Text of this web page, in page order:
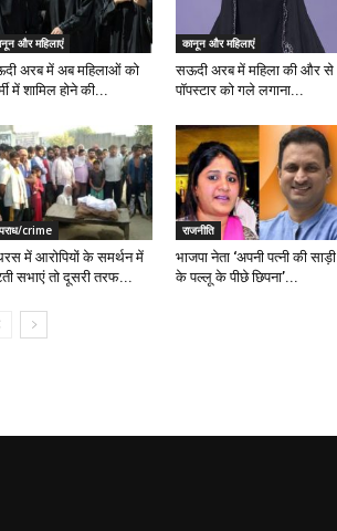
और महिलाएं
अरब में अब महिलाओं को
में शामिल होने की...
कानून और महिलाएं
सऊदी अरब में महिला की और से
पॉपस्टार को गले लगाना...
crime
में आरोपियों के समर्थन में
सभाएं तो दूसरी तरफ...
राजनीति
भाजपा नेता ‘अपनी पत्नी की साड़ी
के पल्लू के पीछे छिपना’...